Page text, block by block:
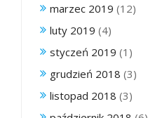
marzec 2019 (12)
luty 2019 (4)
styczeń 2019 (1)
grudzień 2018 (3)
listopad 2018 (3)